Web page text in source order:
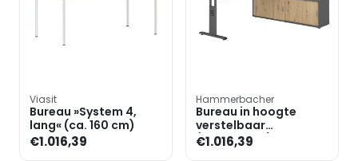
Viasit
Bureau »System 4,
lang« (ca. 160 cm)
€1.016,39
Hammerbacher
Bureau in hoogte
verstelbaar
(handmatig) incl.
dressoir »Alicante«
€1.016,39